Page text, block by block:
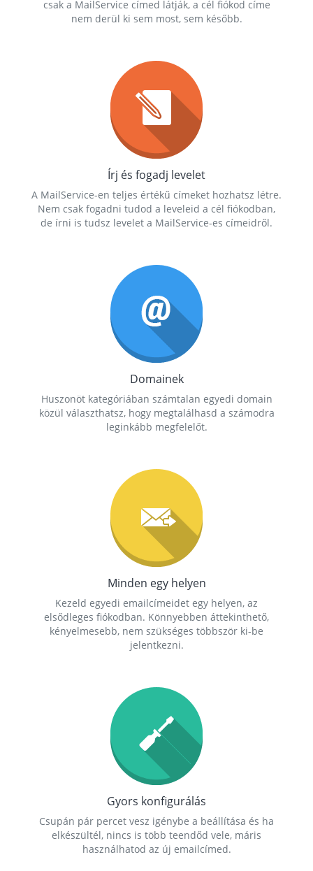
csak a MailService címed látják, a cél fiókod címe
nem derül ki sem most, sem később.
Írj és fogadj levelet
A MailService-en teljes értékű címeket hozhatsz létre.
Nem csak fogadni tudod a leveleid a cél fiókodban,
de írni is tudsz levelet a MailService-es címeidről.
Domainek
Huszonöt kategóriában számtalan egyedi domain
közül választhatsz, hogy megtalálhasd a számodra
leginkább megfelelőt.
Minden egy helyen
Kezeld egyedi emailcímeidet egy helyen, az
elsődleges fiókodban. Könnyebben áttekinthető,
kényelmesebb, nem szükséges többször ki-be
jelentkezni.
Gyors konfigurálás
Csupán pár percet vesz igénybe a beállítása és ha
elkészültél, nincs is több teendőd vele, máris
használhatod az új emailcímed.